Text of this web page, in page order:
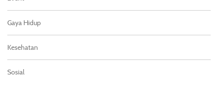
Gaya Hidup
Kesehatan
Sosial